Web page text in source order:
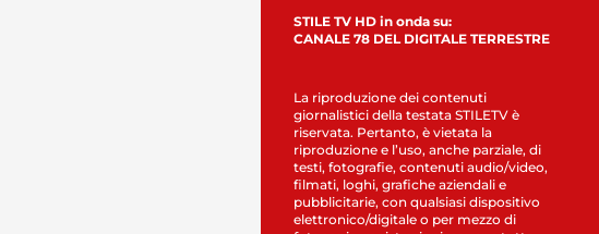
STILE TV HD in onda su:
CANALE 78 DEL DIGITALE TERRESTRE
La riproduzione dei contenuti
giornalistici della testata STILETV è
riservata. Pertanto, è vietata la
riproduzione e l’uso, anche parziale, di
testi, fotografie, contenuti audio/video,
filmati, loghi, grafiche aziendali e
pubblicitarie, con qualsiasi dispositivo
elettronico/digitale o per mezzo di